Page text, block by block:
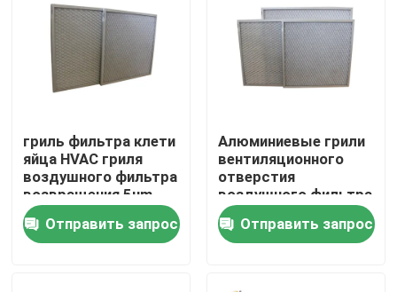
Путешествие фабрики
Проверка качества
Глубоко плиссируйте фильтр HEPA
Pre воздушный фильтр
гриль фильтра клети
яйца HVAC гриля
воздушного фильтра
возвращения 5um
Отправить запрос
Алюминиевые грили
вентиляционного
отверстия
воздушного фильтра
HVAC AC рамки для
блока AHU
Отправить запрос